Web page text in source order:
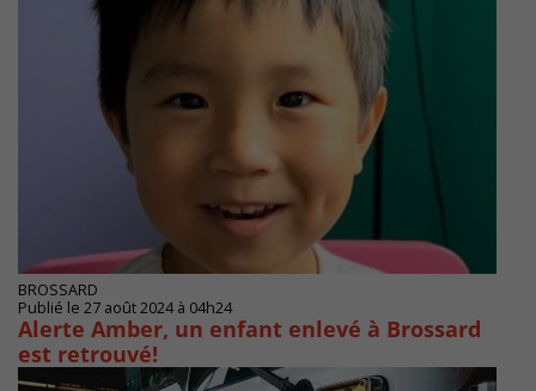
BROSSARD
Publié le 27 août 2024 à 04h24
Alerte Amber, un enfant enlevé à Brossard
est retrouvé!